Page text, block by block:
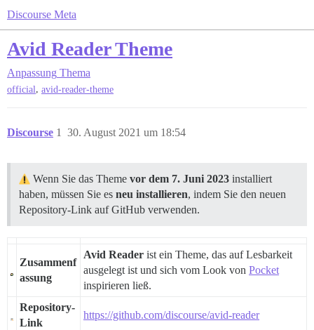
Discourse Meta
Avid Reader Theme
Anpassung Thema
official, avid-reader-theme
Discourse 30. August 2021 um 18:54
1
Wenn Sie das Theme vor dem 7. Juni 2023 installiert
haben, müssen Sie es neu installieren, indem Sie den neuen
Repository-Link auf GitHub verwenden.
Zusammenf
assung
Avid Reader ist ein Theme, das auf Lesbarkeit
ausgelegt ist und sich vom Look von Pocket
inspirieren ließ.
Repository-
Link
https://github.com/discourse/avid-reader